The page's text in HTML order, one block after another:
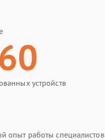
устройств
опыт работы специалистов